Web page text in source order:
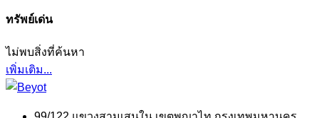
ทรัพย์เด่น
ไม่พบสิ่งที่ค้นหา
เพิ่มเติม...